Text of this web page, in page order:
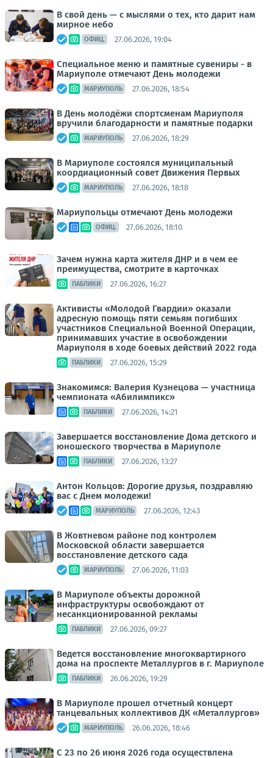
В свой день — с мыслями о тех, кто дарит нам
мирное небо
ОФИЦ. 27.06.2026, 19:04
Специальное меню и памятные сувениры - в
Мариуполе отмечают День молодежи
МАРИУПОЛЬ 27.06.2026, 18:54
В День молодёжи спортсменам Мариуполя
вручили благодарности и памятные подарки
МАРИУПОЛЬ 27.06.2026, 18:29
В Мариуполе состоялся муниципальный
коордиационный совет Движения Первых
МАРИУПОЛЬ 27.06.2026, 18:18
Мариупольцы отмечают День молодежи
ОФИЦ. 27.06.2026, 18:10
Зачем нужна карта жителя ДНР и в чем ее
преимущества, смотрите в карточках
ПАБЛИКИ 27.06.2026, 16:27
Активисты «Молодой Гвардии» оказали
адресную помощь пяти семьям погибших
участников Специальной Военной Операции,
принимавших участие в освобождении
Мариуполя в ходе боевых действий 2022 года
ПАБЛИКИ 27.06.2026, 15:29
Знакомимся: Валерия Кузнецова — участница
чемпионата «Абилимпикс»
ПАБЛИКИ 27.06.2026, 14:21
Завершается восстановление Дома детского и
юношеского творчества в Мариуполе
ПАБЛИКИ 27.06.2026, 13:27
Антон Кольцов: Дорогие друзья, поздравляю
вас с Днем молодежи!
МАРИУПОЛЬ 27.06.2026, 12:43
В Жовтневом районе под контролем
Московской области завершается
восстановление детского сада
МАРИУПОЛЬ 27.06.2026, 11:03
В Мариуполе объекты дорожной
инфраструктуры освобождают от
несанкционированной рекламы
ПАБЛИКИ 27.06.2026, 09:27
Ведется восстановление многоквартирного
дома на проспекте Металлургов в г. Мариуполе
ПАБЛИКИ 26.06.2026, 19:29
В Мариуполе прошел отчетный концерт
танцевальных коллективов ДК «Металлургов»
МАРИУПОЛЬ 26.06.2026, 18:46
С 23 по 26 июня 2026 года осуществлена